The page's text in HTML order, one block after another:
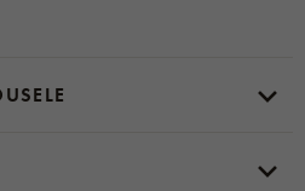
pentru zilele de toamnă și
confortul său termic, cât și